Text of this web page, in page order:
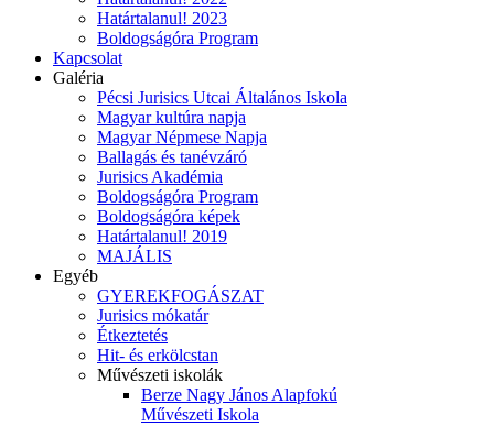
Határtalanul! 2023
Boldogságóra Program
Kapcsolat
Galéria
Pécsi Jurisics Utcai Általános Iskola
Magyar kultúra napja
Magyar Népmese Napja
Ballagás és tanévzáró
Jurisics Akadémia
Boldogságóra Program
Boldogságóra képek
Határtalanul! 2019
MAJÁLIS
Egyéb
GYEREKFOGÁSZAT
Jurisics mókatár
Étkeztetés
Hit- és erkölcstan
Művészeti iskolák
Berze Nagy János Alapfokú
Művészeti Iskola